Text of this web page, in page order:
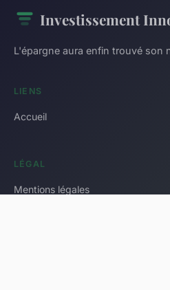
Investissement
L'épargne aura enfin trouvé son
LIENS
Accueil
LÉGAL
Mentions légales